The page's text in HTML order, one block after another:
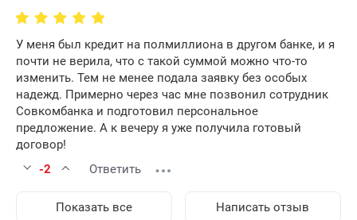
У меня был кредит на полмиллиона в другом банке, и я
почти не верила, что с такой суммой можно что-то
изменить. Тем не менее подала заявку без особых
надежд. Примерно через час мне позвонил сотрудник
Совкомбанка и подготовил персональное
предложение. А к вечеру я уже получила готовый
договор!
-2
Ответить
Показать все Написать отзыв